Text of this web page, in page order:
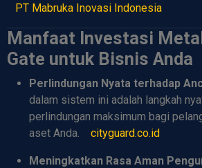
PT Mabruka Inovasi Indonesia
Manfaat Investasi
Gate untuk Bisnis Anda
Perlindungan Nyata terhadap
dalam sistem ini adalah langkah
perlindungan maksimum bagi
aset Anda.
cityguard.co.id
Meningkatkan Rasa Aman